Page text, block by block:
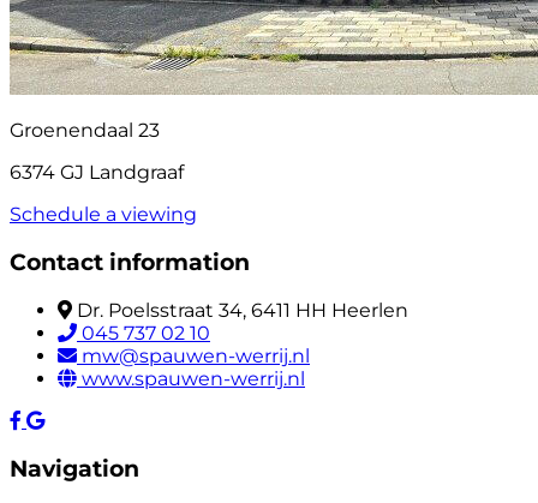
Groenendaal 23
6374 GJ Landgraaf
Schedule a viewing
Contact information
Dr. Poelsstraat 34, 6411 HH Heerlen
045 737 02 10
mw@spauwen-werrij.nl
www.spauwen-werrij.nl
Navigation